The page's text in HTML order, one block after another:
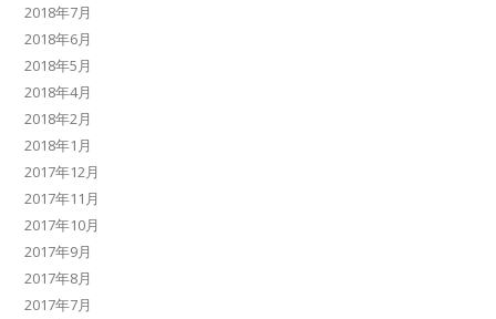
2018年7月
2018年6月
2018年5月
2018年4月
2018年2月
2018年1月
2017年12月
2017年11月
2017年10月
2017年9月
2017年8月
2017年7月